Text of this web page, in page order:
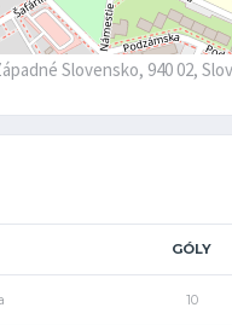
Slovensko, 940 02,
GÓLY
10